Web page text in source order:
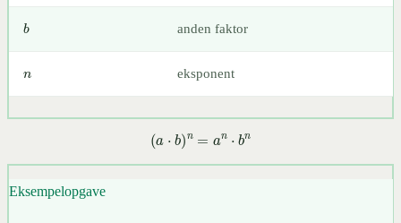
anden faktor
eksponent
(a⋅b)n=an⋅bn
Eksempelopgave